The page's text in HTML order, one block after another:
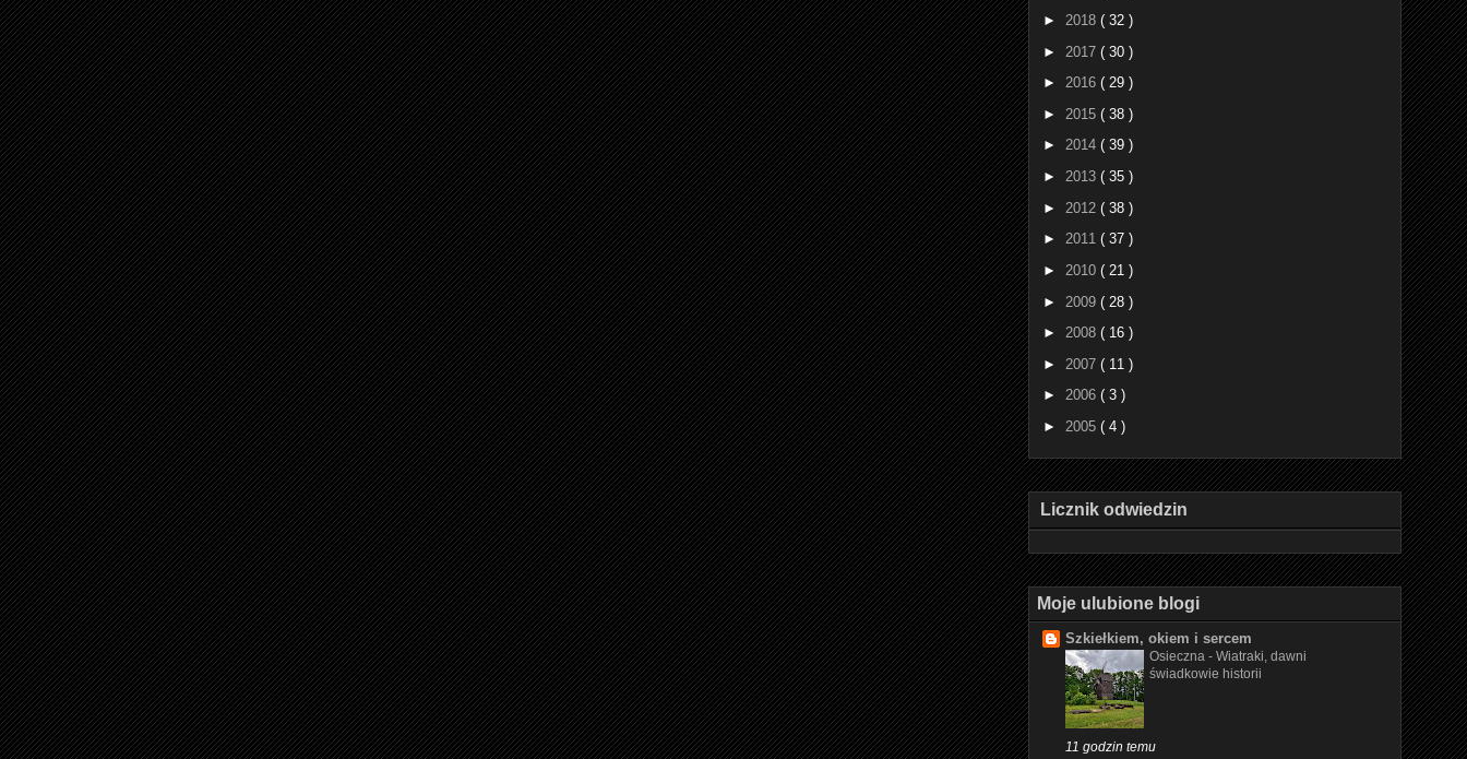
► 2018 ( 32 )
► 2017 ( 30 )
► 2016 ( 29 )
► 2015 ( 38 )
► 2014 ( 39 )
► 2013 ( 35 )
► 2012 ( 38 )
► 2011 ( 37 )
► 2010 ( 21 )
► 2009 ( 28 )
► 2008 ( 16 )
► 2007 ( 11 )
► 2006 ( 3 )
► 2005 ( 4 )
Licznik odwiedzin
Moje ulubione blogi
Szkiełkiem, okiem i sercem
Osieczna - Wiatraki, dawni
świadkowie historii
11 godzin temu